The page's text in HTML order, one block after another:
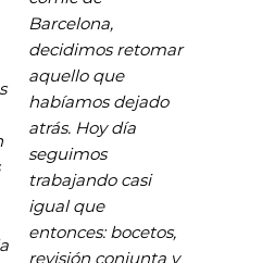
Barcelona,
decidimos retomar
aquello que
habíamos dejado
atrás. Hoy día
seguimos
trabajando casi
igual que
entonces: bocetos,
revisión conjunta y